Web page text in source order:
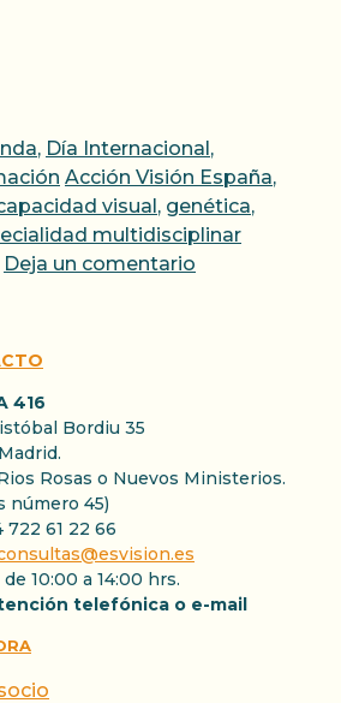
, Día Internacional,
Etiquetas
Acción Visión España,
visual, genética,
multidisciplinar
Deja un comentario
416
Bordiu 35
Rosas o Nuevos Ministerios.
número 45)
722 61 22 66
10:00 a 14:00 hrs.
telefónica o e-mail